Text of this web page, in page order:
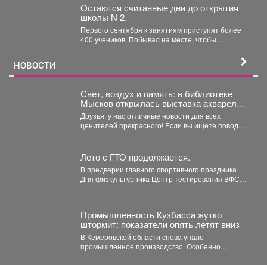
Остаются считанные дни до открытия
школы N 2.
Первого сентября к занятиям приступят более
400 учеников. Побывал на месте, чтобы
НОВОСТИ
Свет, воздух и память: в библиотеке
Мысков открылась выставка акварели
«Воспоминания»
Друзья, у нас отличные новости для всех
ценителей прекрасного! Если вы ищете повод
Лето с ГТО продолжается.
В предверии главного спортивного праздника
Дня физкультурника Центр тестирования ВФСК
Промышленность Кузбасса жутко
штормит: показатели опять летят вниз
В Кемеровской области снова упало
промышленное производство. Особенно